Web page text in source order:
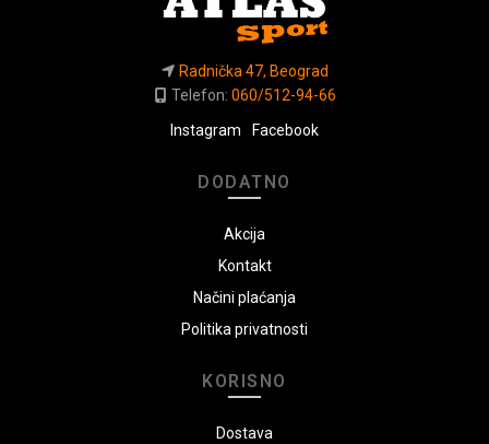
Radnička 47, Beograd
Telefon: 060/512-94-66
Instagram
Facebook
DODATNO
Akcija
Kontakt
Načini plaćanja
Politika privatnosti
KORISNO
Dostava